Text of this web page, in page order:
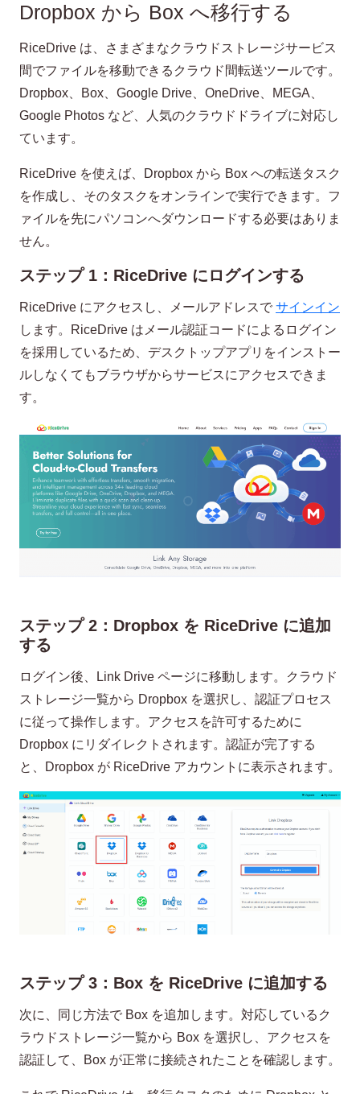
Dropbox から Box へ移行する
RiceDrive は、さまざまなクラウドストレージサービス
間でファイルを移動できるクラウド間転送ツールです。
Dropbox、Box、Google Drive、OneDrive、MEGA、
Google Photos など、人気のクラウドドライブに対応し
ています。
RiceDrive を使えば、Dropbox から Box への転送タスク
を作成し、そのタスクをオンラインで実行できます。フ
ァイルを先にパソコンへダウンロードする必要はありま
せん。
ステップ 1：RiceDrive にログインする
RiceDrive にアクセスし、メールアドレスで サインイン
します。RiceDrive はメール認証コードによるログイン
を採用しているため、デスクトップアプリをインストー
ルしなくてもブラウザからサービスにアクセスできま
す。
ステップ 2：Dropbox を RiceDrive に追加
する
ログイン後、Link Drive ページに移動します。クラウド
ストレージ一覧から Dropbox を選択し、認証プロセス
に従って操作します。アクセスを許可するために
Dropbox にリダイレクトされます。認証が完了する
と、Dropbox が RiceDrive アカウントに表示されます。
ステップ 3：Box を RiceDrive に追加する
次に、同じ方法で Box を追加します。対応しているク
ラウドストレージ一覧から Box を選択し、アクセスを
認証して、Box が正常に接続されたことを確認します。